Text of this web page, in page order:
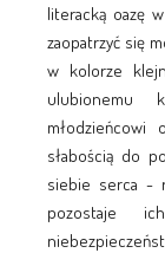
literacką oazę
zaopatrzyć się
w kolorze
ulubionemu
słabością do
siebie serca -
pozostaje